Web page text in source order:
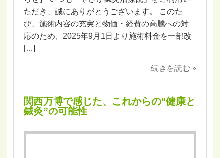
ただき、誠にありがとうございます。 このた
び、施術内容の充実と物価・経費の高騰への対
応のため、2025年9月1日より施術料金を一部改
[…]
続きを読む »
関西万博で感じた、これからの“健康と
鍼灸”の可能性